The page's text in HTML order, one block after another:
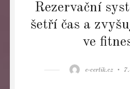
Rezervační
šetří čas a
ve
Author
e-certik.cz